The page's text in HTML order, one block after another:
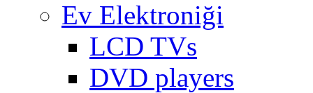
Ev Elektroniği
LCD TVs
DVD players